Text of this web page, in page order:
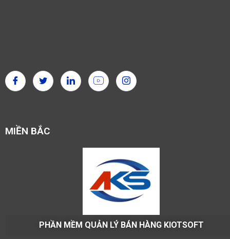
MIỀN BẮC
PHẦN MỀM QUẢN LÝ BÁN HÀNG KIOTSOFT